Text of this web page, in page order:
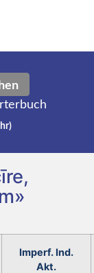
Imperf. Ind.
Akt.